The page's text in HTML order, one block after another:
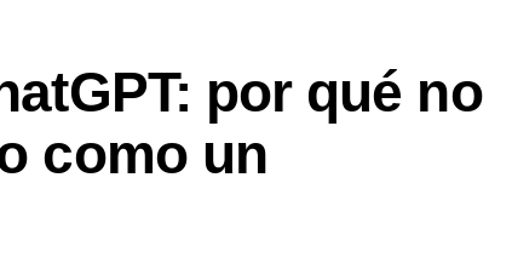
por qué no
como un